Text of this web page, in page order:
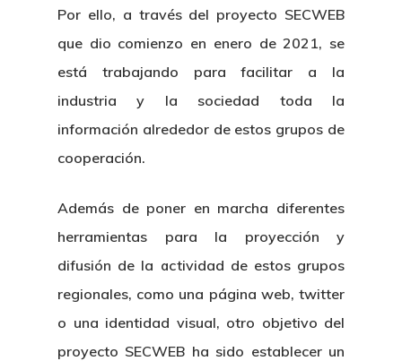
Por ello, a través del proyecto SECWEB
que dio comienzo en enero de 2021, se
está trabajando para facilitar a la
industria y la sociedad toda la
información alrededor de estos grupos de
cooperación.
Además de poner en marcha diferentes
herramientas para la proyección y
difusión de la actividad de estos grupos
regionales, como una página web, twitter
o una identidad visual, otro objetivo del
proyecto SECWEB ha sido establecer un